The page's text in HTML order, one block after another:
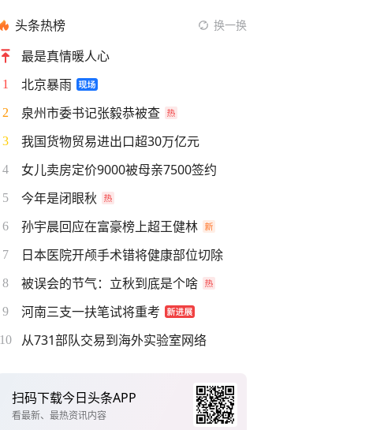
头条热榜 换一换
最是真情暖人心
1 北京暴雨
2 泉州市委书记张毅恭被查
3 我国货物贸易进出口超30万亿元
4 女儿卖房定价9000被母亲7500签约
5 今年是闭眼秋
6 孙宇晨回应在富豪榜上超王健林
7 日本医院开颅手术错将健康部位切除
8 被误会的节气：立秋到底是个啥
9 河南三支一扶笔试将重考
10 从731部队交易到海外实验室网络
扫码下载今日头条APP
看最新、最热资讯内容